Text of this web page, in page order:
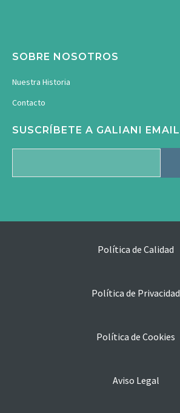
SOBRE NOSOTROS
Nuestra Historia
Contacto
SUSCRÍBETE A GALIANI EMAIL
Política de Calidad
Política de Privacidad
Política de Cookies
Aviso Legal